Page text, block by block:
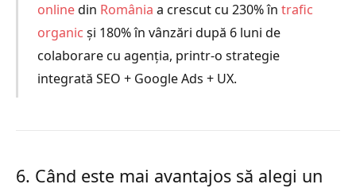
online din România a crescut cu 230% întrafic
organic și 180% în vânzări după 6 luni de
colaborare cu agenția, printr-o strategie
integrată SEO + Google Ads + UX.
6. Când este mai avantajos să alegi un